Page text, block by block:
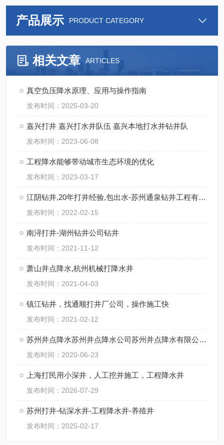
产品展示 PRODUCT CATEGORY
相关文章 ARTICLES
真空负压降水原理、应用与操作指南
发布时间：2025-03-20
嘉兴打井 嘉兴打水井队伍 嘉兴本地打水井钻井队
发布时间：2023-06-08
工程降水能够带动城市生态环境的优化
发布时间：2023-03-17
江阴钻井,20年打井经验,包出水-苏州通泉钻井工程有限公司
发布时间：2022-02-15
南浔打井-湖州钻井公司钻井
发布时间：2021-11-12
萧山井点降水,杭州机械打降水井
发布时间：2021-04-03
镇江钻井，找通顺打井厂公司，操作施工快
发布时间：2021-02-12
苏州井点降水苏州井点降水公司苏州井点降水有限公司通泉降水公司
发布时间：2020-06-23
上海打民用小深井，人工挖井施工，工程降水井
发布时间：2026-07-29
苏州打井-钻深水井-工程降水井-养殖井
发布时间：2025-02-17